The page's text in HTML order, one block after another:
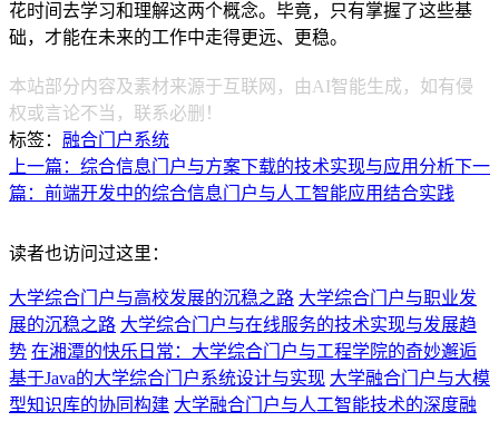
花时间去学习和理解这两个概念。毕竟，只有掌握了这些基
础，才能在未来的工作中走得更远、更稳。
本站部分内容及素材来源于互联网，由AI智能生成，如有侵
权或言论不当，联系必删！
标签： 融合门户系统
上一篇：综合信息门户与方案下载的技术实现与应用分析下一
篇：前端开发中的综合信息门户与人工智能应用结合实践
读者也访问过这里：
大学综合门户与高校发展的沉稳之路 大学综合门户与职业发
展的沉稳之路 大学综合门户与在线服务的技术实现与发展趋
势 在湘潭的快乐日常：大学综合门户与工程学院的奇妙邂逅
基于Java的大学综合门户系统设计与实现 大学融合门户与大模
型知识库的协同构建 大学融合门户与人工智能技术的深度融